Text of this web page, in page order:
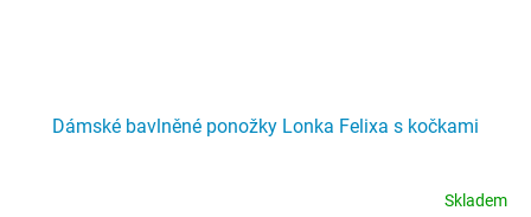
Dámské bavlněné ponožky Lonka Felixa s kočkami
Skladem